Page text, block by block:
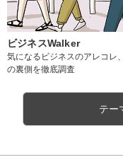
ビジネスWalker
気になるビジネスのアレコレ
の裏側を徹底調査
テー